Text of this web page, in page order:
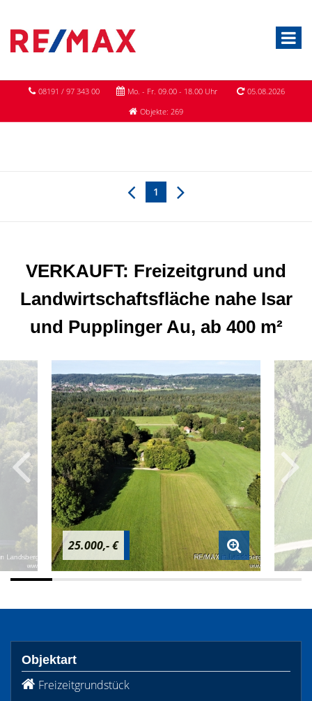
08191 / 97 343 00 Mo. - Fr. 09.00 - 18.00 Uhr
05.08.2026
Objekte: 269
1
VERKAUFT: Freizeitgrund und
Landwirtschaftsfläche nahe Isar
und Pupplinger Au, ab 400 m²
25.000,- €
Objektart
Freizeitgrundstück